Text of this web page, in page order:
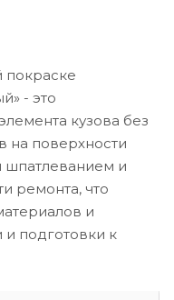
покраске
- это
кузова без
на поверхности
шпатлеванием и
ремонта, что
и
и подготовки к